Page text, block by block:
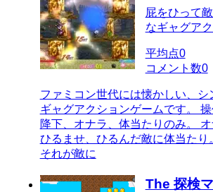
屁をひって
なギャグア
平均点0
コメント数0
ファミコン世代には懐かしい、シ
ギャグアクションゲームです。 操
降下、オナラ、体当たりのみ。
ひるませ、ひるんだ敵に体当たり
それが敵に
The 探検